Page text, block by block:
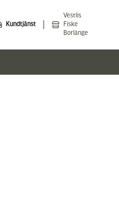
Kundtjänst
Vestlis
Fiske
Borlänge